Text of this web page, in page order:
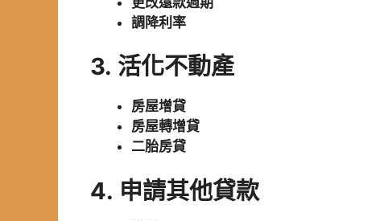
調降利率
3. 活化不動產
房屋增貸
房屋轉增貸
二胎房貸
4. 申請其他貸款